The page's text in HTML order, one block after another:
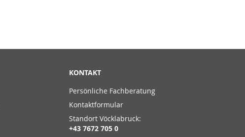
KONTAKT
Persönliche Fachberatung
Kontaktformular
Standort Vöcklabruck:
+43 7672 705 0